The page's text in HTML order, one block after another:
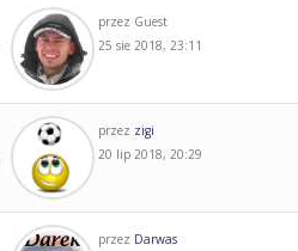
przez Guest
25 sie 2018, 23:11
przez zigi
20 lip 2018, 20:29
przez Darwas